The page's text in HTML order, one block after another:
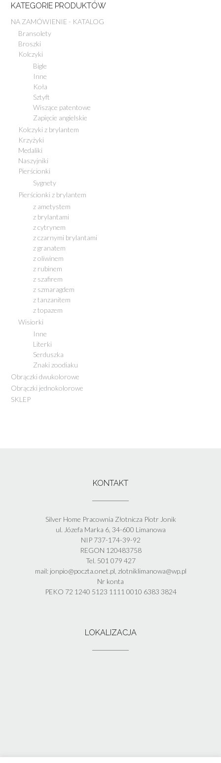
KATEGORIE PRODUKTÓW
NA ZAMÓWIENIE - KATALOG
Bransolety
Broszki
Kolczyki
Bigle
Inne
Koła
Sztyft
Wiszące patentowe
Zapięcie angielskie
Kolczyki z brylantem
Krzyżyki
Medaliki
Naszyjniki
Pierścionki
Sygnety
Pierścionki z brylantem
z ametystem
z brylantami
z cytrynem
z czarnymi brylantami
z granatem
z oliwinem
z rubinem
z szafirem
z szmaragdem
z tanzanitem
z topazem
Wisiorki
Inne
Literki
Serduszka
Znaki zoodiaku
Obrączki dwukolorowe
Obrączki jednokolorowe
SKLEP
KONTAKT
Silver Home Pracownia Złotnicza Piotr Jonik
ul. Józefa Marka 6, 34-600 Limanowa
NIP 737-174-39-92
REGON 120483758
Tel. 501 079 427
mail: jonpio@poczta.onet.pl, zlotniklimanowa@wp.pl
Nr konta
PEKO 72 1240 5123 1111 0010 6383 3824
LOKALIZACJA